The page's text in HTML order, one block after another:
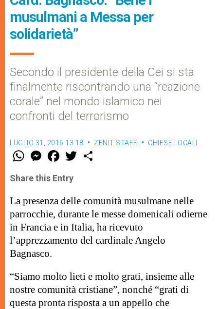
musulmani a Messa per
solidarietà”
Secondo il presidente della Cei si sta
finalmente riscontrando una “reazione
corale” nel mondo islamico nei
confronti del terrorismo
LUGLIO 31, 2016 13:18 ZENIT STAFF CHIESE LOCALI
W
t
s
p
p
M
e
s
e
g
e
r
F
a
e
b
o
k
w
r
Share this Entry
La presenza delle comunità musulmane nelle
parrocchie, durante le messe domenicali odierne
in Francia e in Italia, ha ricevuto
l’apprezzamento del cardinale Angelo
Bagnasco.
“Siamo molto lieti e molto grati, insieme alle
nostre comunità cristiane”, nonché “grati di
questa pronta risposta a un appello che